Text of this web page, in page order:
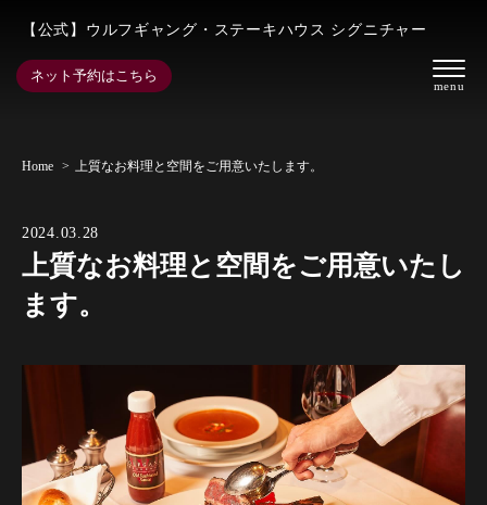
【公式】ウルフギャング・ステーキハウス シグニチャー
ネット予約はこちら
Home 上質なお料理と空間をご用意いたします。
2024.03.28
上質なお料理と空間をご用意いたし
ます。